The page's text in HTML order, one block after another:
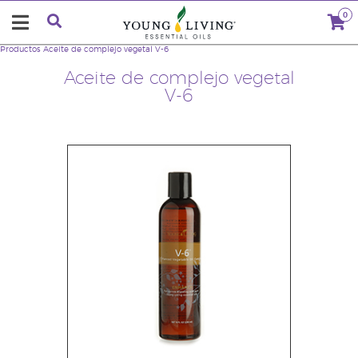
0
Aceite de complejo vegetal
V-6
Productos Aceite de complejo vegetal V-6